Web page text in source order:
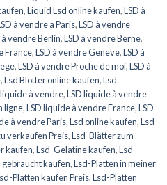
,Liquid Lsd online kaufen,LSD à
à vendre a Paris,LSD à vendre
à vendre Berlin,LSD à vendre Berne,
France,LSD à vendre Geneve,LSD à
,LSD à vendre Proche de moi,LSD à
,Lsd Blotter online kaufen,Lsd
liquide à vendre,LSD liquide à vendre
ligne,LSD liquide à vendre France,LSD
à vendre Paris,Lsd online kaufen,Lsd
verkaufen Preis,Lsd-Blätter zum
kaufen,Lsd-Gelatine kaufen,Lsd-
kaufen,Lsd-Platten in meiner
Platten kaufen Preis,Lsd-Platten